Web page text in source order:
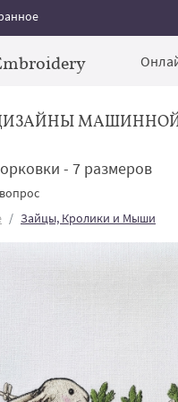
- 7 размеров
Зайцы, Кролики и Мыши